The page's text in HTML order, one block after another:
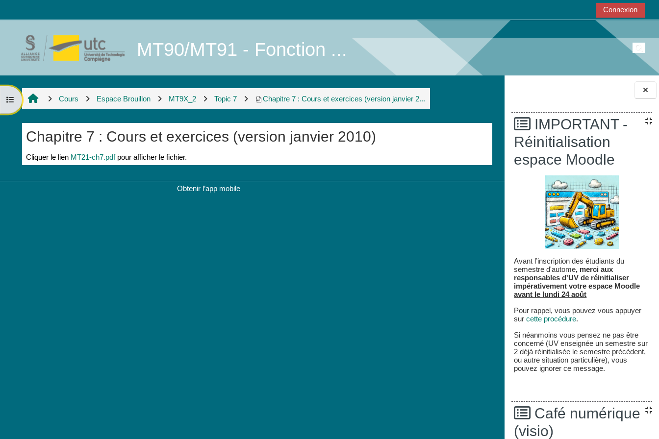
BlocsIMPORTANT -
Réinitialisation
espace Moodle
Avant l’inscription des étudiants du
semestre d'autome, merci aux
responsables d'UV de réinitialiser
impérativement votre espace Moodle
avant le lundi 24 août
Pour rappel, vous pouvez vous appuyer
surcette procédure.
Si néanmoins vous pensez ne pas être
concerné (UV enseignée un semestre sur
2 déjà réinitialisée le semestre précédent,
ou autre situation particulière), vous
pouvez ignorer ce message.
Café numérique
(visio)
Connexion
MT90/MT91 - Fonction ...
Ouvrir l’index du cours
Cours Espace Brouillon MT9X_2 Topic 7 Chapitre 7 : Cours et exercices (version janvier 2...
Chapitre 7 : Cours et exercices (version janvier 2010)
Conditions d’achèvement
Cliquer le lien MT21-ch7.pdfpour afficher le fichier.
Obtenir l’app mobile